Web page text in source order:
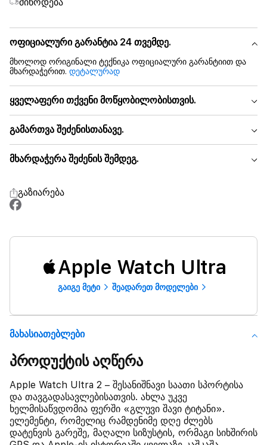
ოფიციალური გარანტია 24 თვემდე.
მხოლოდ ორიგინალი ტექნიკა ოფიციალური გარანტიით და
მხარდაჭერით. დეტალურად
ყველაფერი თქვენი მოწყობილობისთვის.
გამართვა შეძენისთანავე.
მხარდაჭერა შეძენის შემდეგ.
გაზიარება
Apple Watch Ultra
გაიგე მეტი შეადარეთ მოდელები
Მახასიათებლები
პროდუქტის აღწერა
Apple Watch Ultra 2 – შესანიშნავი საათი სპორტისა
და თავგადასავლებისათვის. ახლა უკვე
ხელმისაწვდომია ფერში «გლუვი შავი ტიტანი».
ელემენტი, რომელიც რამდენიმე დღე ძლებს
დატენვის გარეშე, მაღალი სიზუსტის, ორმაგი სიხშირის